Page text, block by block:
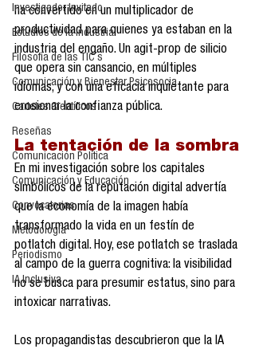
Investigador Invitado
Estudios de la industria
Filosofía de las TIC´s
Comunicación y Bienestar Psicosocia
Carteles Científicos
Reseñas
Comunicación Política
Comunicación y Educación
Convocatorias
Metodología
Periodismo
IA Inclusiva
ha convertido en un multiplicador de
productividad para quienes ya estaban en la
industria del engaño. Un agit-prop de silicio
que opera sin cansancio, en múltiples
idiomas, y con una eficacia inquietante para
erosionar la confianza pública.
La tentación de la sombra
En mi investigación sobre los capitales
simbólicos de la reputación digital advertía
que la economía de la imagen había
transformado la vida en un festín de
potlatch digital. Hoy, ese potlatch se traslada
al campo de la guerra cognitiva: la visibilidad
no se busca para presumir estatus, sino para
intoxicar narrativas.
Los propagandistas descubrieron que la IA